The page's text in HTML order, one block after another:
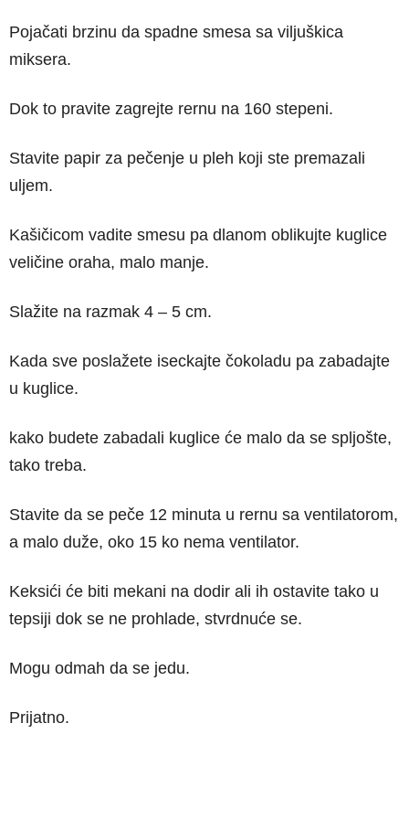
Pojačati brzinu da spadne smesa sa viljuškica
miksera.
Dok to pravite zagrejte rernu na 160 stepeni.
Stavite papir za pečenje u pleh koji ste premazali
uljem.
Kašičicom vadite smesu pa dlanom oblikujte kuglice
veličine oraha, malo manje.
Slažite na razmak 4 – 5 cm.
Kada sve poslažete iseckajte čokoladu pa zabadajte
u kuglice.
kako budete zabadali kuglice će malo da se spljošte,
tako treba.
Stavite da se peče 12 minuta u rernu sa ventilatorom,
a malo duže, oko 15 ko nema ventilator.
Keksići će biti mekani na dodir ali ih ostavite tako u
tepsiji dok se ne prohlade, stvrdnuće se.
Mogu odmah da se jedu.
Prijatno.